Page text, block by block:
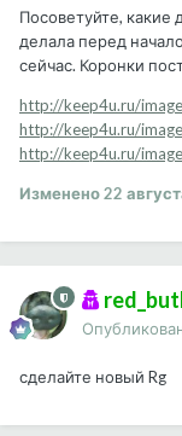
Посоветуйте,
делала перед
сейчас. Коронки
http://keep4u.ru/
http://keep4u.ru/
http://keep4u.ru/
Изменено22
сделайте новый Rg